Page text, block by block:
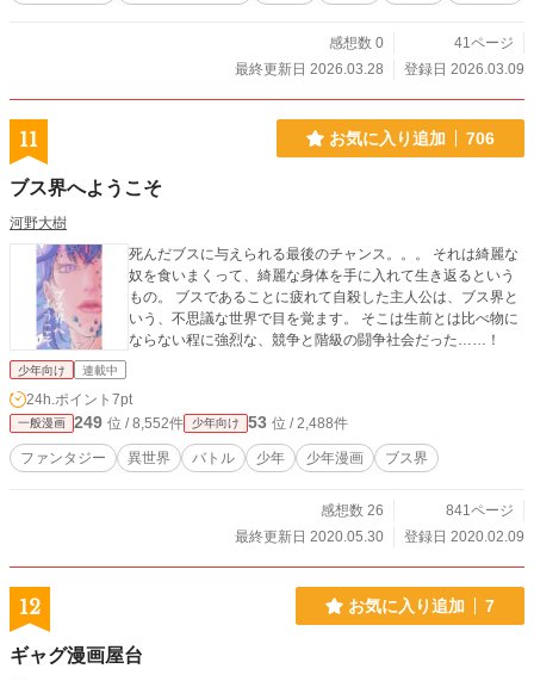
感想数 0
41ページ
最終更新日 2026.03.28
登録日 2026.03.09
11 お気に入り追加 706
ブス界へようこそ
河野大樹
死んだブスに与えられる最後のチャンス。。。 それは綺麗な
奴を食いまくって、綺麗な身体を手に入れて生き返るという
もの。 ブスであることに疲れて自殺した主人公は、ブス界と
いう、不思議な世界で目を覚ます。 そこは生前とは比べ物に
ならない程に強烈な、競争と階級の闘争社会だった……！
少年向け 連載中
24h.ポイント 7pt
一般漫画 249 位 / 8,552件 少年向け 53 位 / 2,488件
ファンタジー 異世界 バトル 少年 少年漫画 ブス界
感想数 26
841ページ
最終更新日 2020.05.30
登録日 2020.02.09
12 お気に入り追加 7
ギャグ漫画屋台